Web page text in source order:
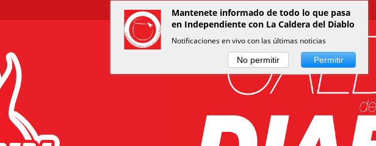
Mantenete informado de todo lo que pasa
en Independiente con La Caldera del Diablo
Notificaciones en vivo con las últimas noticias
No permitir Permitir